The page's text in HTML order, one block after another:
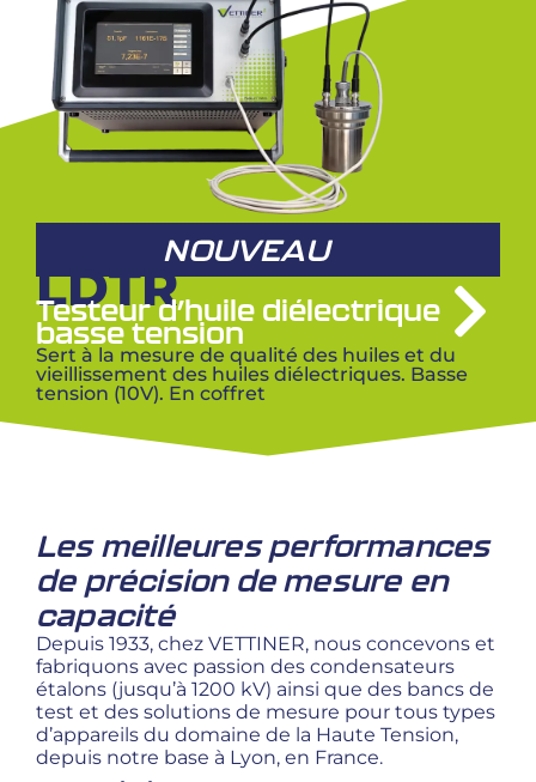
NOUVEAU
LDTR
Testeur d’huile diélectrique
basse tension
Sert à la mesure de qualité des huiles et du
vieillissement des huiles diélectriques. Basse
tension (10V). En coffret
Les meilleures performances
de précision de mesure en
capacité
Depuis 1933, chez VETTINER, nous concevons et
fabriquons avec passion des condensateurs
étalons (jusqu’à 1200 kV) ainsi que des bancs de
test et des solutions de mesure pour tous types
d’appareils du domaine de la Haute Tension,
depuis notre base à Lyon, en France.